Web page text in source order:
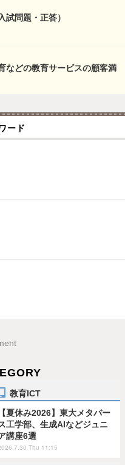
試問題・正答）
などの教育サービスの顧客満
ード
教育ICT
【夏休み2026】東大メタバー
工学部、生成AIなどジュニ
講座6選
Thu 11:15